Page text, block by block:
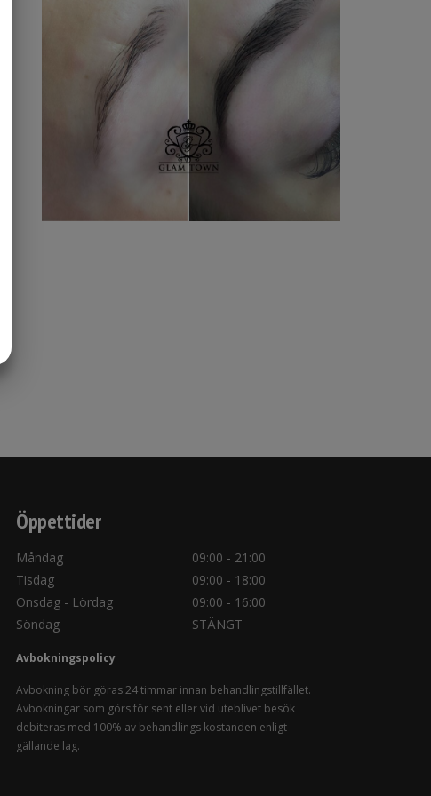
Öppettider
Måndag
09:00 - 21:00
Tisdag
09:00 - 18:00
Onsdag - Lördag
09:00 - 16:00
Söndag
STÄNGT
Avbokningspolicy
Avbokning bör göras 24 timmar innan behandlingstillfället.
Avbokningar som görs för sent eller vid uteblivet besök
debiteras med 100% av behandlings kostanden enligt
gällande lag.